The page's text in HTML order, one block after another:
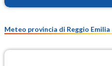
PM25
Meteo provincia di Reggio Emilia